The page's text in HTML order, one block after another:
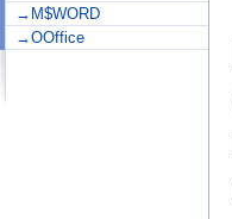
→M$WORD
→OOffice